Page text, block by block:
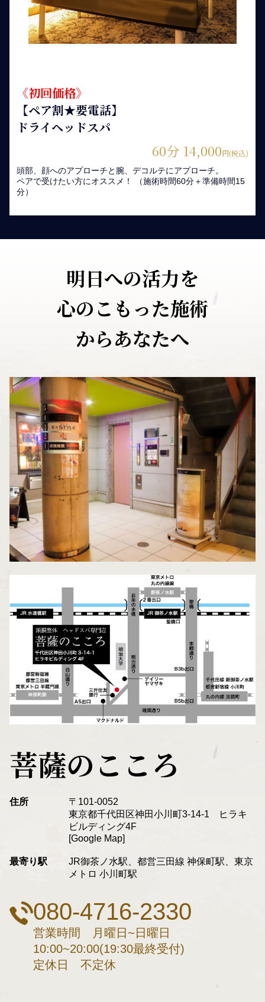
《初回価格》
【ペア割★要電話】
ドライヘッドスパ
60分 14,000円(税込)
頭部、顔へのアプローチと腕、デコルテにアプローチ。
ペアで受けたい方にオススメ！ （施術時間60分＋準備時間15
分）
明日への活力を
心のこもった施術
からあなたへ
菩薩のこころ
住所
〒101-0052
東京都千代田区神田小川町3-14-1 ヒラキ
ビルディング4F
[Google Map]
最寄り駅
JR御茶ノ水駅、都営三田線 神保町駅、東京
メトロ 小川町駅
080-4716-2330
営業時間 月曜日~日曜日
10:00~20:00(19:30最終受付)
定休日 不定休